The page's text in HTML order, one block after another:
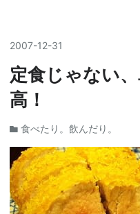
2007-12-31
定食じゃない
高！
食べたり。飲んだり。